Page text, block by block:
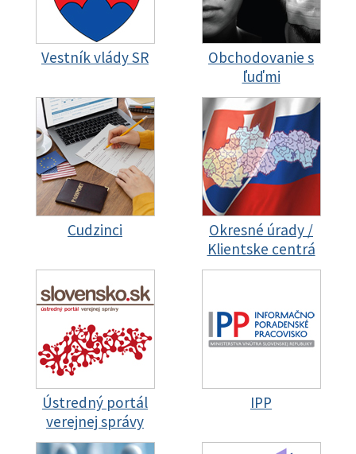
Vestník vlády SR
Obchodovanie s
ľuďmi
Cudzinci
Okresné úrady /
Klientske centrá
Ústredný portál
verejnej správy
IPP